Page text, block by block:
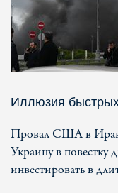
Иллюзия
Провал США в
Украину в повестку
инвестировать в